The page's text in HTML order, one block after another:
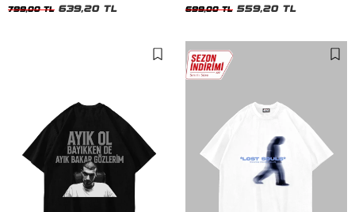
799,00 TL 639,20 TL
Tshirt
699,00 TL 559,20 TL